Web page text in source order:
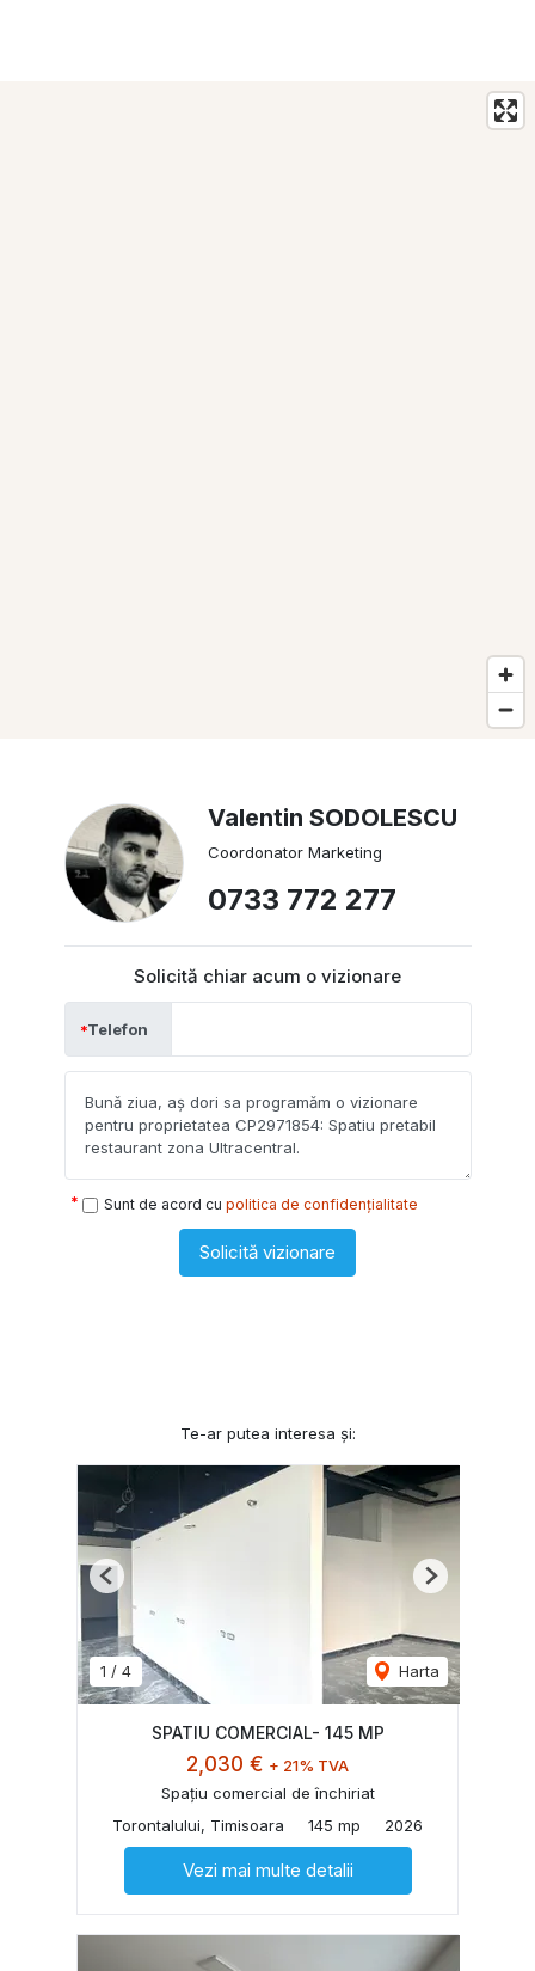
Valentin SODOLESCU
Coordonator Marketing
0733 772 277
Solicită chiar acum o vizionare
Telefon
Sunt de acord cu politica de confidențialitate
Solicită vizionare
Te-ar putea interesa și:
1 / 4 Harta
Previous Next
SPATIU COMERCIAL- 145 MP
2,030 € + 21% TVA
Spațiu comercial de închiriat
Torontalului, Timisoara
145 mp 2026
Vezi mai multe detalii